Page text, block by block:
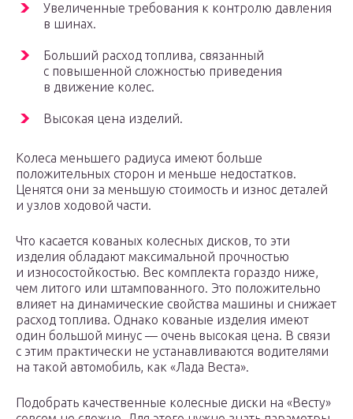
Увеличенные требования к контролю давления
в шинах.
Больший расход топлива, связанный
с повышенной сложностью приведения
в движение колес.
Высокая цена изделий.
Колеса меньшего радиуса имеют больше
положительных сторон и меньше недостатков.
Ценятся они за меньшую стоимость и износ деталей
и узлов ходовой части.
Что касается кованых колесных дисков, то эти
изделия обладают максимальной прочностью
и износостойкостью. Вес комплекта гораздо ниже,
чем литого или штампованного. Это положительно
влияет на динамические свойства машины и снижает
расход топлива. Однако кованые изделия имеют
один большой минус — очень высокая цена. В связи
с этим практически не устанавливаются водителями
на такой автомобиль, как «Лада Веста».
Подобрать качественные колесные диски на «Весту»